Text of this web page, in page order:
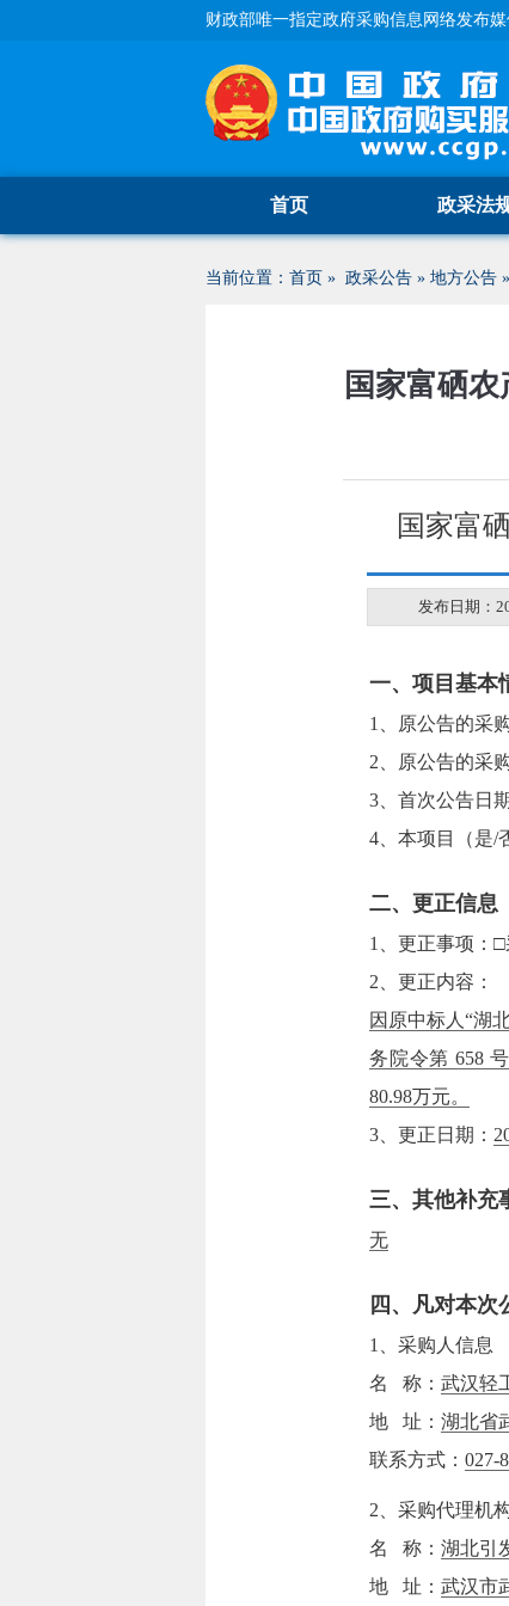
财政部唯一指定政府采购信息网络发布
首页 政采法
当前位置： 首页 » 政采公告 » 地方公告 »
国家富硒
国家富
发布日期：
一、项目基本
1、原公告的采
2、原公告的采
3、首次公告日期
4、本项目（是/
二、更正信息
1、更正事项：
2、更正内容：
因原中标人“湖
务院令第 658
80.98万元。
3、更正日期：
三、其他补充
无
四、凡对本次
1、采购人信息
名 称： 武汉轻
地 址： 湖北省
联系方式： 027-
2、采购代理机
名 称： 湖北引
地 址： 武汉市